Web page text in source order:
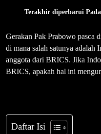
Terakhir diperbarui Pada
Gerakan Pak Prabowo pasca
di mana salah satunya adalah
anggota dari BRICS. Jika
BRICS, apakah hal ini
Daftar Isi